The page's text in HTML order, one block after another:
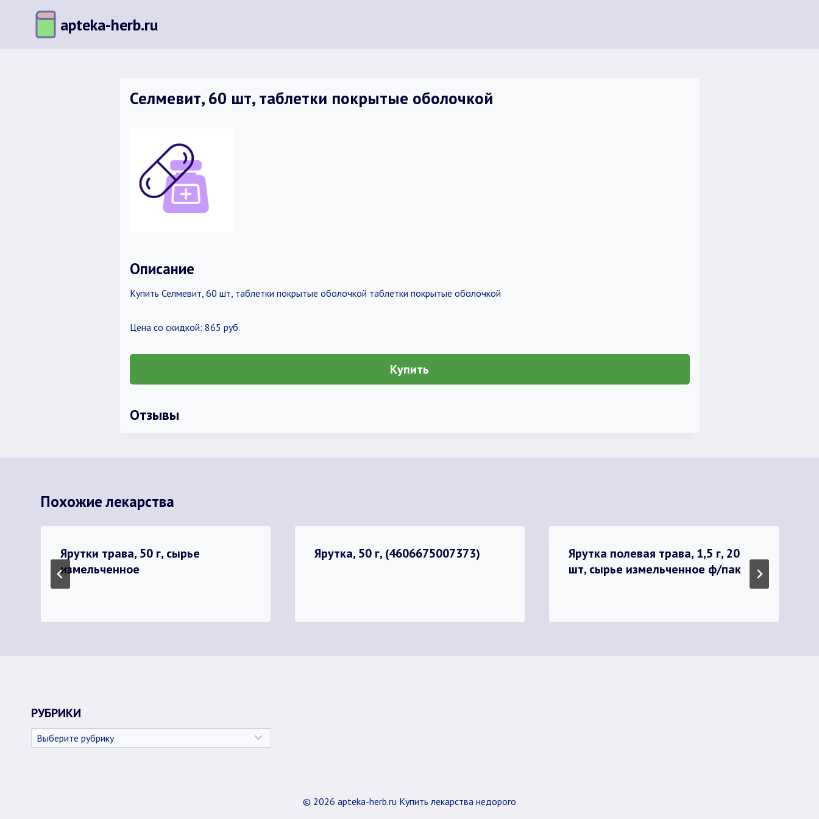
содержимому
apteka-herb.ru
Селмевит, 60 шт, таблетки покрытые оболочкой
Описание
Купить Селмевит, 60 шт, таблетки покрытые оболочкой таблетки покрытые оболочкой
Цена со скидкой: 865 руб.
Купить
Отзывы
Похожие лекарства
Ярутки трава, 50 г, сырье
измельченное
Ярутка, 50 г, (4606675007373)
Ярутка полевая трава, 1,5 г, 20
шт, сырье измельченное ф/пак
РУБРИКИ
Рубрики
© 2026 apteka-herb.ru Купить лекарства недорого